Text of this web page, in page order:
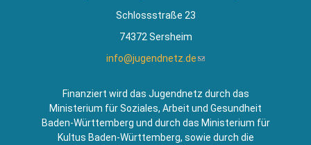
Schlossstraße 23
74372 Sersheim
info@jugendnetz.de(Link
Mail)
Finanziert wird das Jugendnetz durch das
Ministerium für Soziales, Arbeit und Gesundheit
Baden-Württemberg und durch das Ministerium für
Kultus Baden-Württemberg, sowie durch die